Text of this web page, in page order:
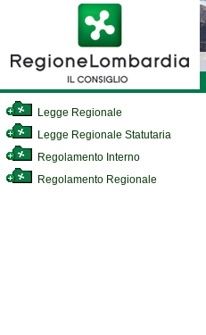
Legge Regionale
Legge Regionale Statutaria
Regolamento Interno
Regolamento Regionale